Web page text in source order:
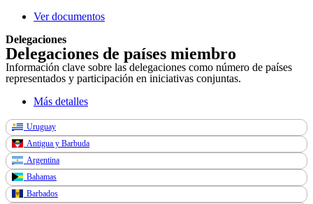
Ver documentos
Delegaciones
Delegaciones de países miembro
Información clave sobre las delegaciones como número de países
representados y participación en iniciativas conjuntas.
Más detalles
Uruguay
Antigua y Barbuda
Argentina
Bahamas
Barbados